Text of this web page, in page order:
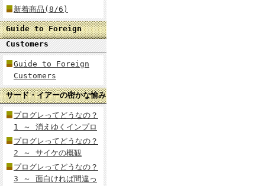
新着商品(8/6)
Guide to Foreign
Customers
Guide to Foreign
Customers
サード・イアーの密かな愉み
プログレってどうなの？
1 ～ 消えゆくインプロ
プログレってどうなの？
2 ～ サイケの概観
プログレってどうなの？
3 ～ 面白ければ間違っ